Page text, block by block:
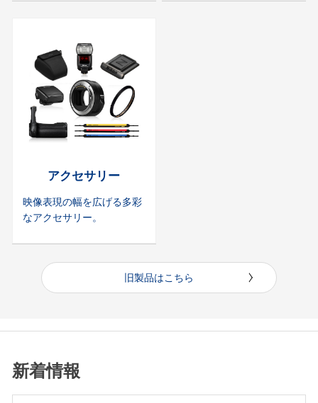
アクセサリー
映像表現の幅を広げる多彩
なアクセサリー。
旧製品はこちら
新着情報